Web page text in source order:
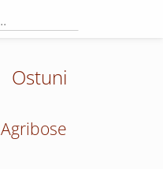
Ostuni
Agribose